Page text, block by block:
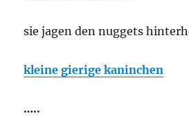
sie jagen den nuggets
kleine gierige kaninchen
…..